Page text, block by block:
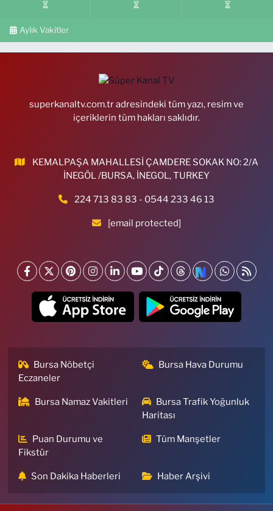
Aylık Vakitler
superkanaltv.com.tr adresindeki tüm yazı, resim ve
içeriklerin tüm hakları saklıdır.
KEMALPAŞA MAHALLESİ ÇAMDERE SOKAK NO: 2/A
İNEGÖL /BURSA, İNEGOL, TURKEY
224 713 83 83 - 0544 233 46 13
[email protected]
Bursa Nöbetçi
Eczaneler
Bursa Hava Durumu
Bursa Namaz Vakitleri
Bursa Trafik Yoğunluk
Haritası
Puan Durumu ve
Fikstür
Tüm Manşetler
Son Dakika Haberleri Haber Arşivi